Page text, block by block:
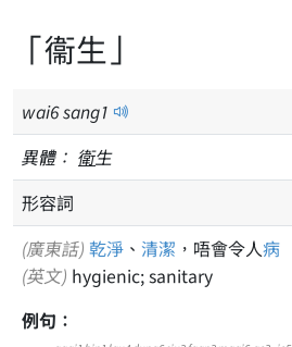
「衞生」
wai6sang1
異體： 衛生
形容詞
(廣東話) 乾淨 、 清潔 ，唔會令人病
(英文) hygienic; sanitary
例句：